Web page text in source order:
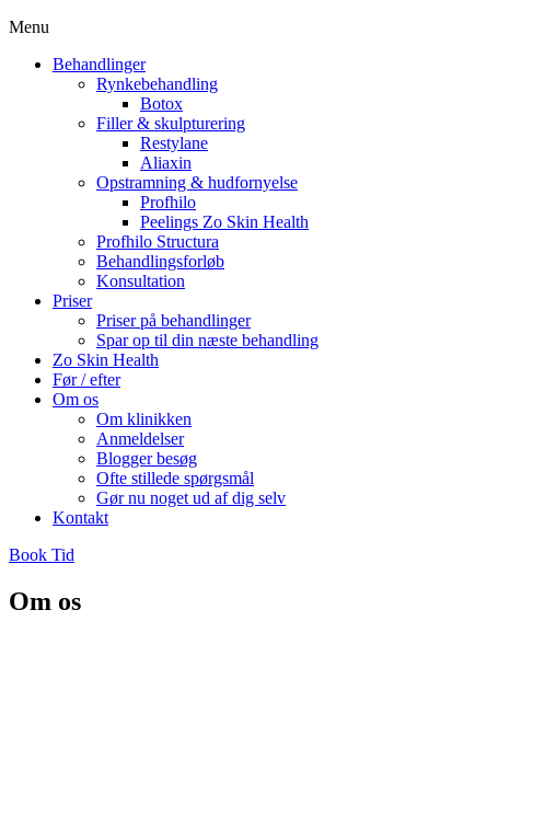
Menu
Behandlinger
Rynkebehandling
Botox
Filler & skulpturering
Restylane
Aliaxin
Opstramning & hudfornyelse
Profhilo
Peelings Zo Skin Health
Profhilo Structura
Behandlingsforløb
Konsultation
Priser
Priser på behandlinger
Spar op til din næste behandling
Zo Skin Health
Før / efter
Om os
Om klinikken
Anmeldelser
Blogger besøg
Ofte stillede spørgsmål
Gør nu noget ud af dig selv
Kontakt
Book Tid
Om os